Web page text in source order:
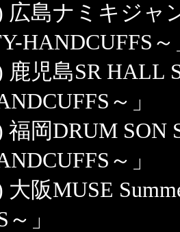
広島ナミキジャ
HANDCUFFS～
鹿児島SR HALL
～」
福岡DRUM SON
～」
大阪MUSE
」